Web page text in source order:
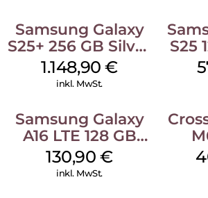
Samsung Galaxy
S25+ 256 GB Silver
Shadow
1.148,90€
inkl. MwSt.
S25
Samsung Galaxy
A16 LTE 128 GB
Black
130,90€
inkl. MwSt.